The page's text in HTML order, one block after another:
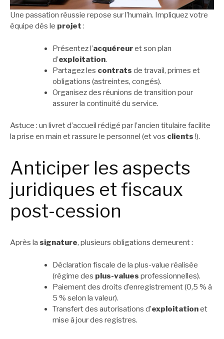
Une passation réussie repose sur l’humain. Impliquez votre
équipe dès le projet :
Présentez l’acquéreuret son plan
d’exploitation.
Partagez les contrats de travail, primes et
obligations (astreintes, congés).
Organisez des réunions de transition pour
assurer la continuité du service.
Astuce : un livret d’accueil rédigé par l’ancien titulaire facilite
la prise en main et rassure le personnel (et vos clients !).
Anticiper les aspects
juridiques et fiscaux
post-cession
Après la signature, plusieurs obligations demeurent :
Déclaration fiscale de la plus-value réalisée
(régime des plus-values professionnelles).
Paiement des droits d’enregistrement (0,5 % à
5 % selon la valeur).
Transfert des autorisations d’exploitationet
mise à jour des registres.